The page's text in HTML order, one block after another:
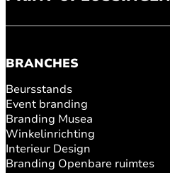
BRANCHES
Beursstands
Event branding
Branding Musea
Winkelinrichting
Interieur Design
Branding Openbare ruimtes